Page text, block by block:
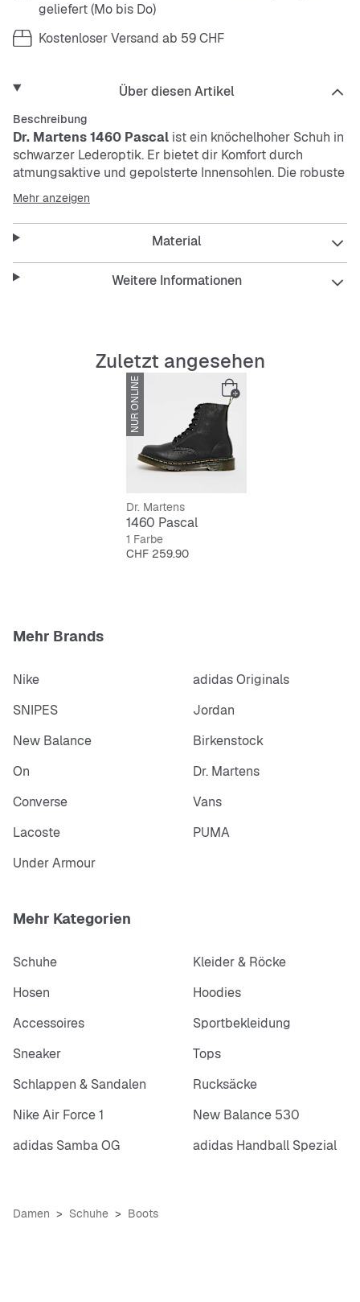
geliefert (Mo bis Do)
Kostenloser Versand ab 59 CHF
Über diesen Artikel
Beschreibung
Dr. Martens 1460 Pascal ist ein knöchelhoher Schuh in
schwarzer Lederoptik. Er bietet dir Komfort durch
atmungsaktive und gepolsterte Innensohlen. Die robuste
Außensohle ist langlebig, rutschfest und stoßdämpfend.
Perfekt für den Alltag, da der Schuh stabilisiert und
schnell trocknet.
Features:
Atmungsaktive, bequeme Polsterung innen
Langlebige, rutschfeste Außensohle
Knöchelhoher Schnitt für guten Halt
Schnürsenkel für sicheren Sitz
Mehr anzeigen
Material
Weitere Informationen
Zuletzt angesehen
NUR ONLINE
Dr. Martens
1460 Pascal
1 Farbe
Preis
CHF 259.90
Mehr Brands
Nike
adidas Originals
SNIPES
Jordan
New Balance
Birkenstock
On
Dr. Martens
Converse
Vans
Lacoste
PUMA
Under Armour
Mehr Kategorien
Schuhe
Kleider & Röcke
Hosen
Hoodies
Accessoires
Sportbekleidung
Sneaker
Tops
Schlappen & Sandalen
Rucksäcke
Nike Air Force 1
New Balance 530
adidas Samba OG
adidas Handball Spezial
Damen Schuhe Boots